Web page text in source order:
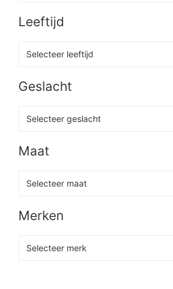
Leeftijd
Selecteer leeftijd
Geslacht
Selecteer geslacht
Maat
Selecteer maat
Merken
Selecteer merk